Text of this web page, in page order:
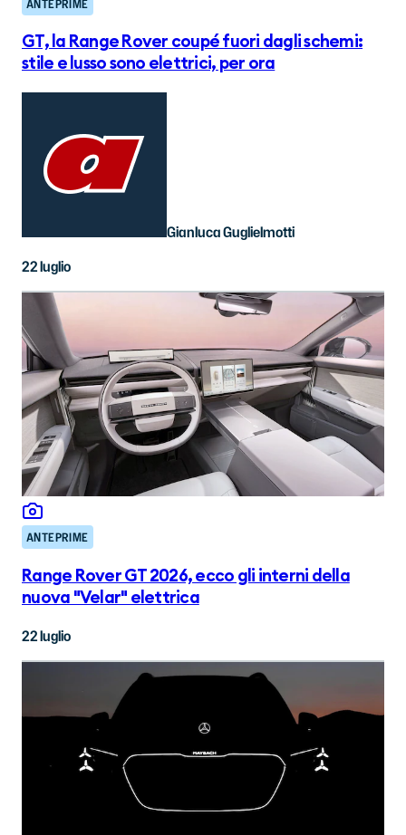
GT, la Range Rover coupé fuori dagli schemi:
stile e lusso sono elettrici, per ora
Gianluca Guglielmotti
22 luglio
ANTEPRIME
Range Rover GT 2026, ecco gli interni della
nuova "Velar" elettrica
22 luglio